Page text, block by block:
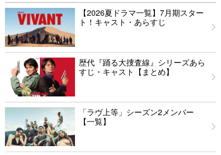
【2026夏ドラマ一覧】7月期スター
ト！キャスト・あらすじ
歴代『踊る大捜査線』シリーズあら
すじ・キャスト【まとめ】
「ラヴ上等」シーズン2メンバー
【一覧】